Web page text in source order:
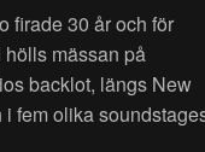
firade 30 år och för
mässan på
backlot, längs New
i fem olika